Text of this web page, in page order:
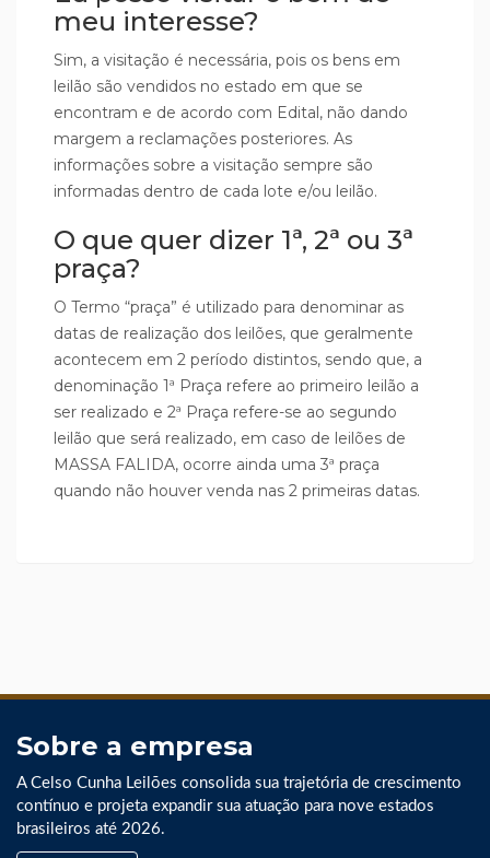
meu interesse?
Sim, a visitação é necessária, pois os bens em
leilão são vendidos no estado em que se
encontram e de acordo com Edital, não dando
margem a reclamações posteriores. As
informações sobre a visitação sempre são
informadas dentro de cada lote e/ou leilão.
O que quer dizer 1ª, 2ª ou 3ª
praça?
O Termo “praça” é utilizado para denominar as
datas de realização dos leilões, que geralmente
acontecem em 2 período distintos, sendo que, a
denominação 1ª Praça refere ao primeiro leilão a
ser realizado e 2ª Praça refere-se ao segundo
leilão que será realizado, em caso de leilões de
MASSA FALIDA, ocorre ainda uma 3ª praça
quando não houver venda nas 2 primeiras datas.
Sobre a empresa
A Celso Cunha Leilões consolida sua trajetória de crescimento
contínuo e projeta expandir sua atuação para nove estados
brasileiros até 2026.